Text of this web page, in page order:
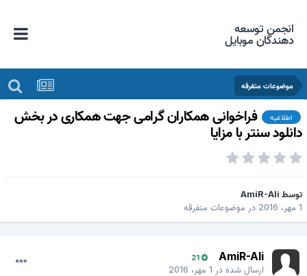
انجمن توسعه
دهندگان موبایل
موضوعات متفرقه
اطلاعیه
فراخوانی همکاران گرامی جهت همکاری در بخش
سنتر با مزایا
AmiR-Ali
درموضوعات متفرقه
AmiR-Ali
21
ارسال شده در1 مهر، 2016